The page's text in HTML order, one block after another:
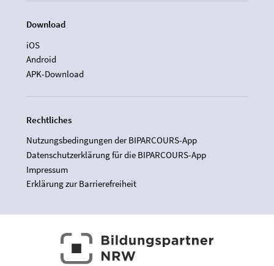
Download
iOS
Android
APK-Download
Rechtliches
Nutzungsbedingungen der BIPARCOURS-App
Datenschutzerklärung für die BIPARCOURS-App
Impressum
Erklärung zur Barrierefreiheit